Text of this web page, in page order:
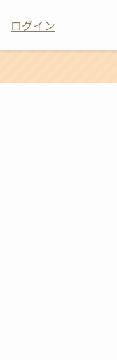
ログイン